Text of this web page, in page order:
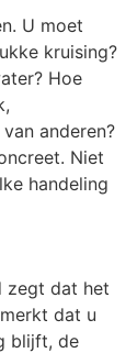
U moet
kruising?
Hoe
anderen?
Niet
handeling
zegt dat het
dat u
blijft, de